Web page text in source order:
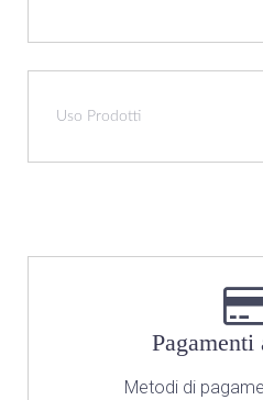
Uso Prodotti
Pagamenti
Metodi di